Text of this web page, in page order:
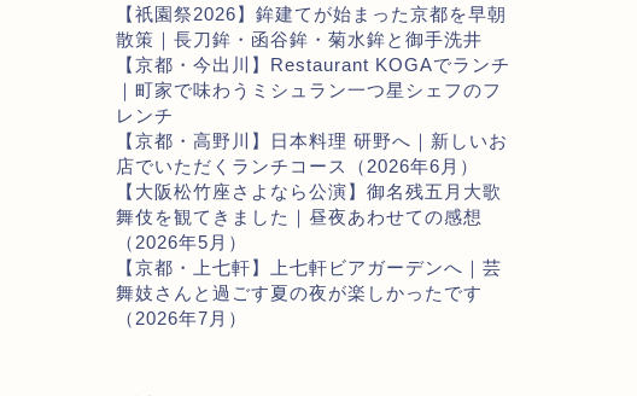
【祇園祭2026】鉾建てが始まった京都を早朝
散策｜長刀鉾・函谷鉾・菊水鉾と御手洗井
【京都・今出川】Restaurant KOGAでランチ
｜町家で味わうミシュラン一つ星シェフのフ
レンチ
【京都・高野川】日本料理 研野へ｜新しいお
店でいただくランチコース（2026年6月）
【大阪松竹座さよなら公演】御名残五月大歌
舞伎を観てきました｜昼夜あわせての感想
（2026年5月）
【京都・上七軒】上七軒ビアガーデンへ｜芸
舞妓さんと過ごす夏の夜が楽しかったです
（2026年7月）